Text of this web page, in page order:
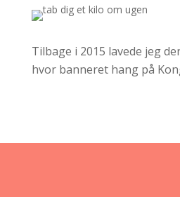
Tilbage i 2015 lavede jeg
hvor banneret hang på